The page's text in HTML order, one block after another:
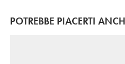
POTREBBE PIACERTI